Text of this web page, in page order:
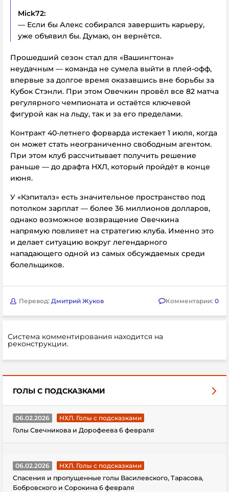
Mick72:
— Если бы Алекс собирался завершить карьеру,
уже объявил бы. Думаю, он вернётся.
Прошедший сезон стал для «Вашингтона»
неудачным — команда не сумела выйти в плей-офф,
впервые за долгое время оказавшись вне борьбы за
Кубок Стэнли. При этом Овечкин провёл все 82 матча
регулярного чемпионата и остаётся ключевой
фигурой как на льду, так и за его пределами.
Контракт 40-летнего форварда истекает 1 июля, когда
он может стать неограниченно свободным агентом.
При этом клуб рассчитывает получить решение
раньше — до драфта НХЛ, который пройдёт в конце
июня.
У «Кэпиталз» есть значительное пространство под
потолком зарплат — более 36 миллионов долларов,
однако возможное возвращение Овечкина
напрямую повлияет на стратегию клуба. Именно это
и делает ситуацию вокруг легендарного
нападающего одной из самых обсуждаемых среди
болельщиков.
Перевод: Дмитрий Жуков Комментарии: 0
Система комментирования находится на
реконструкции.
ГОЛЫ С ПОДСКАЗКАМИ
06.02.2026
НХЛ. Голы с подсказками
Голы Свечникова и Дорофеева 6 февраля
06.02.2026
НХЛ. Голы с подсказками
Спасения и пропущенные голы Василевского, Тарасова,
Бобровского и Сорокина 6 февраля